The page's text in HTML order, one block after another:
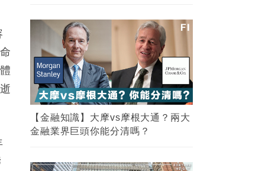
【金融知識】大摩vs摩根大通？兩大
金融業界巨頭你能分清嗎？